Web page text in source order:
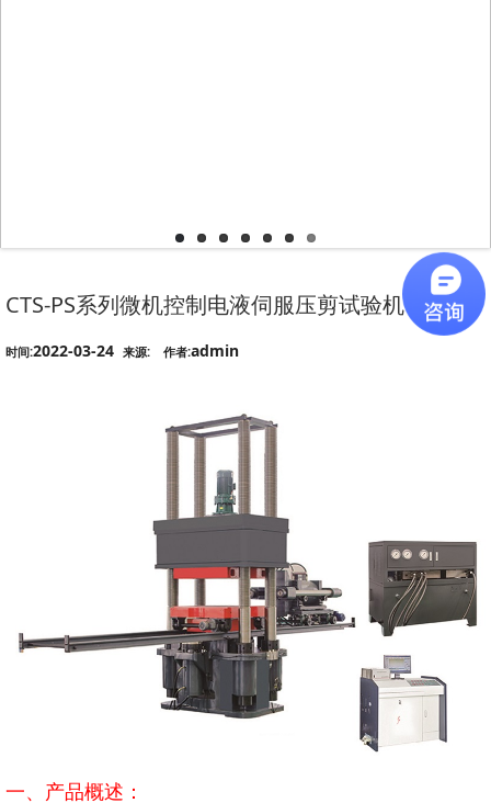
CTS-PS系列微机控制电液伺服压剪试验机
时间:2022-03-24 来源: 作者:admin
一、产品概述：